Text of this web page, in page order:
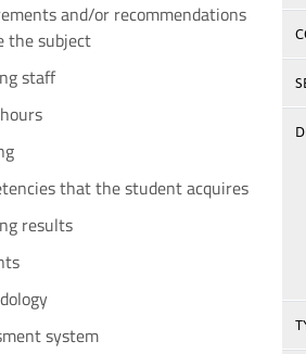
and/or recommendations
the subject
staff
that the student acquires
results
system